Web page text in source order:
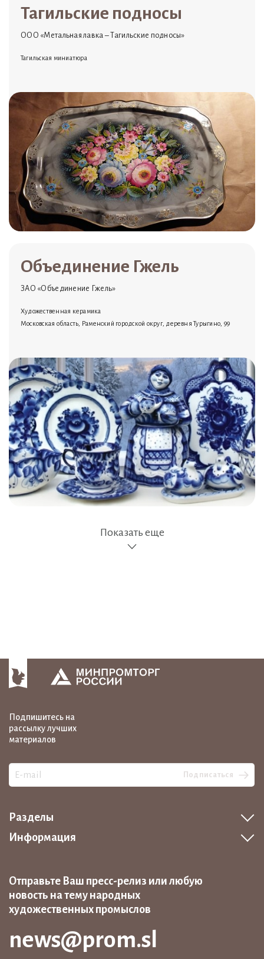
Тагильские подносы
ООО «Метальная лавка – Тагильские подносы»
Тагильская миниатюра
Объединение Гжель
ЗАО «Объединение Гжель»
Художественная керамика
Московская область, Раменский городской округ, деревня Турыгино, 99
Показать еще
Подпишитесь на
рассылку лучших
материалов
Подписаться
Разделы
Информация
Отправьте Ваш пресс-релиз или любую
новость на тему народных
художественных промыслов
news@prom.sl